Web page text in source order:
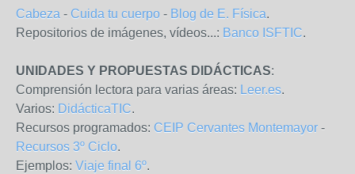
Cabeza - Cuida tu cuerpo - Blog de E. Física.
Repositorios de imágenes, vídeos...: Banco ISFTIC.
UNIDADES Y PROPUESTAS DIDÁCTICAS:
Comprensión lectora para varias áreas: Leer.es.
Varios: DidácticaTIC.
Recursos programados: CEIP Cervantes Montemayor -
Recursos 3º Ciclo.
Ejemplos: Viaje final 6º.